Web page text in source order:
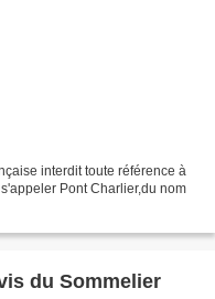
interdit toute référence à
Pont Charlier,du nom
du Sommelier